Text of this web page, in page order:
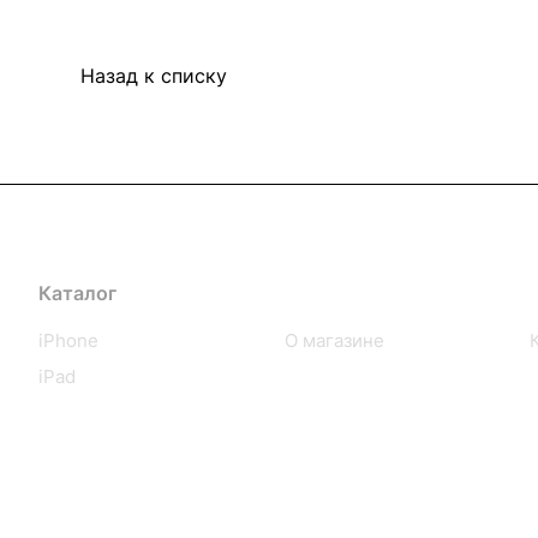
Назад к списку
Каталог
iPhone
iPad
О магазине